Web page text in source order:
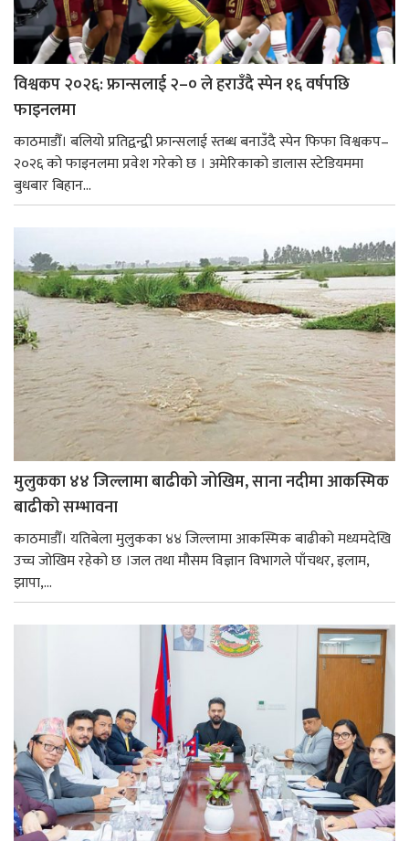
विश्वकप २०२६: फ्रान्सलाई २–० ले हराउँदै स्पेन १६ वर्षपछि
फाइनलमा
काठमाडौँ। बलियो प्रतिद्वन्द्वी फ्रान्सलाई स्तब्ध बनाउँदै स्पेन फिफा विश्वकप–
२०२६ को फाइनलमा प्रवेश गरेको छ । अमेरिकाको डालास स्टेडियममा
बुधबार बिहान...
मुलुकका ४४ जिल्लामा बाढीको जोखिम, साना नदीमा आकस्मिक
बाढीको सम्भावना
काठमाडौँ। यतिबेला मुलुकका ४४ जिल्लामा आकस्मिक बाढीको मध्यमदेखि
उच्च जोखिम रहेको छ ।जल तथा मौसम विज्ञान विभागले पाँचथर, इलाम,
झापा,...